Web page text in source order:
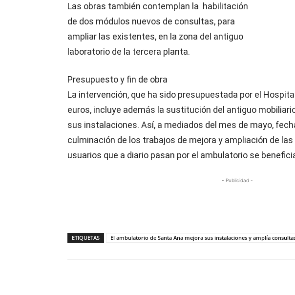
Las obras también contemplan la habilitación
de dos módulos nuevos de consultas, para
ampliar las existentes, en la zona del antiguo
laboratorio de la tercera planta.
Presupuesto y fin de obra
La intervención, que ha sido presupuestada por el
euros, incluye además la sustitución del antiguo
sus instalaciones. Así, a mediados del mes de mayo,
culminación de los trabajos de mejora y ampliación de
usuarios que a diario pasan por el ambulatorio se
- Publicidad -
ETIQUETAS El ambulatorio de Santa Ana mejora sus instalaciones y amplía